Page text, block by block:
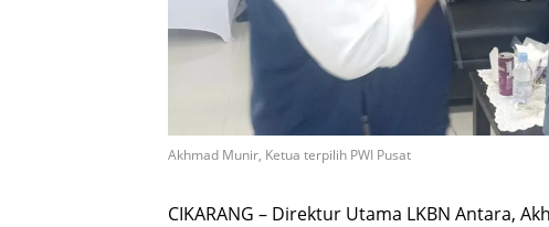
Akhmad Munir, Ketua terpilih PWI Pusat
CIKARANG – Direktur Utama LKBN Antara,